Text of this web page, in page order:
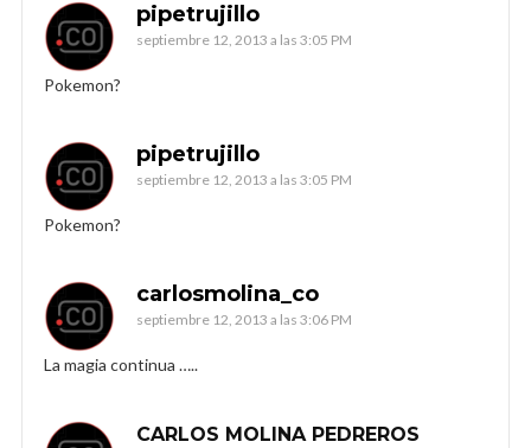
pipetrujillo
septiembre 12, 2013 a las 3:05 PM
Pokemon?
pipetrujillo
septiembre 12, 2013 a las 3:05 PM
Pokemon?
carlosmolina_co
septiembre 12, 2013 a las 3:06 PM
La magia continua …..
CARLOS MOLINA PEDREROS